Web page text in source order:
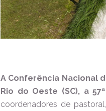
A Conferência Nacional
Rio do Oeste (SC), a
coordenadores de